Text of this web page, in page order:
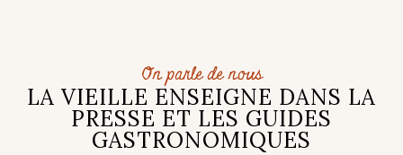
On parle de nous
LA VIEILLE ENSEIGNE DANS LA
PRESSE ET LES GUIDES
GASTRONOMIQUES